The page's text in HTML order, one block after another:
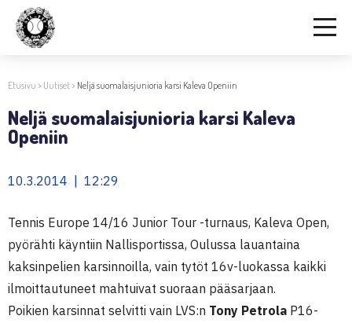
Etusivu > Uutiset> Neljä suomalaisjunioria karsi Kaleva Openiin
Neljä suomalaisjunioria karsi Kaleva
Openiin
10.3.2014 | 12:29
Tennis Europe 14/16 Junior Tour -turnaus, Kaleva Open,
pyörähti käyntiin Nallisportissa, Oulussa lauantaina
kaksinpelien karsinnoilla, vain tytöt 16v-luokassa kaikki
ilmoittautuneet mahtuivat suoraan pääsarjaan.
Poikien karsinnat selvitti vain LVS:n Tony Petrola P16-